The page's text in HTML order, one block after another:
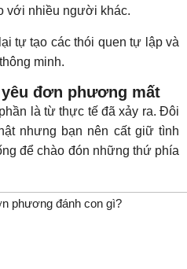
với nhiều người khác.
tự tạo các thói quen tự lập và
minh.
đơn phương mất
là từ thực tế đã xảy ra. Đôi
nhưng bạn nên cất giữ tình
để chào đón những thứ phía